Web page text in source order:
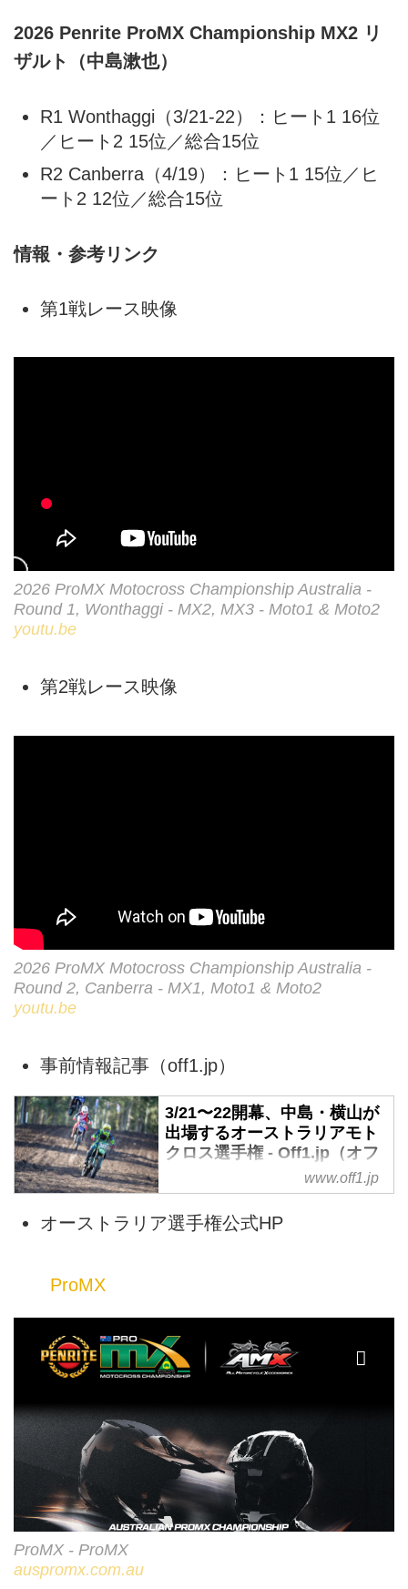
2026 Penrite ProMX Championship MX2 リ
ザルト（中島漱也）
R1 Wonthaggi（3/21-22）：ヒート1 16位
／ヒート2 15位／総合15位
R2 Canberra（4/19）：ヒート1 15位／ヒ
ート2 12位／総合15位
情報・参考リンク
第1戦レース映像
2026 ProMX Motocross Championship Australia -
Round 1, Wonthaggi - MX2, MX3 - Moto1 & Moto2
youtu.be
第2戦レース映像
2026 ProMX Motocross Championship Australia -
Round 2, Canberra - MX1, Moto1 & Moto2
youtu.be
事前情報記事（off1.jp）
3/21〜22開幕、中島・横山が
出場するオーストラリアモト
クロス選手権 - Off1.jp（オフ
ワン・ドット・ジェイピー）
オーストラリアモトクロス選手権
する。Off1.jpでは2人の活躍を毎
戦レポート予定。今回は開幕戦直
見どころ、2人が出場するMX2ク
ラスの勢力図など、押さえておき
たい事前情報をお伝えする
2026 ProMX Champ...
www.off1.jp
オーストラリア選手権公式HP
ProMX
ProMX - ProMX
auspromx.com.au